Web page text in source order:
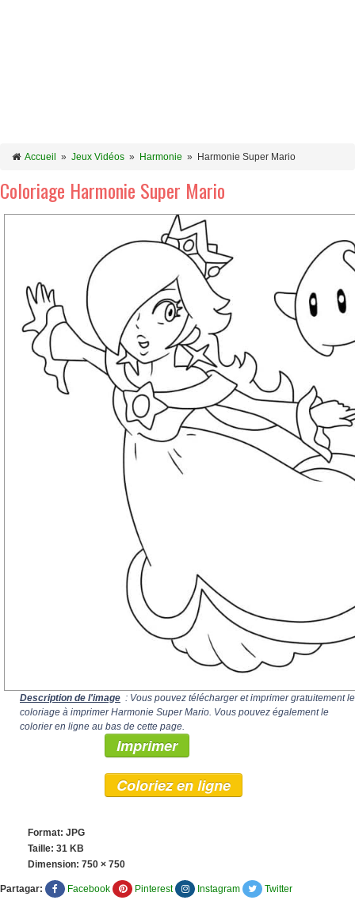
Accueil » Jeux Vidéos » Harmonie » Harmonie Super Mario
Coloriage Harmonie Super Mario
Description de l'image : Vous pouvez télécharger et imprimer gratuitement le
coloriage à imprimer Harmonie Super Mario. Vous pouvez également le
colorier en ligne au bas de cette page.
Imprimer
Coloriez en ligne
Format: JPG
Taille: 31 KB
Dimension: 750 × 750
Partagar: Facebook Pinterest Instagram Twitter